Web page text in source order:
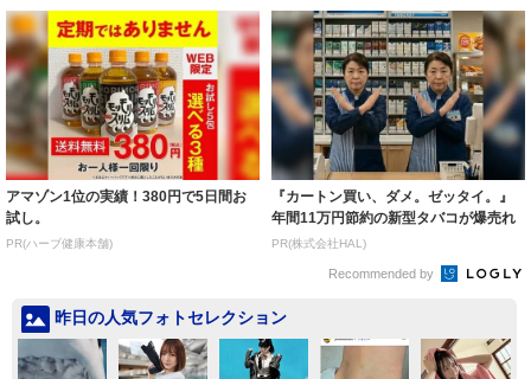
アマゾン1位の実績！380円で5日間お
試し。
PR(ハーブ健康本舗)
『カートン買い、ダメ。ゼッタイ。』
年間11万円節約の新型タバコが爆売れ
PR(株式会社HAL)
Recommended by
昨日の人気フォトセレクション